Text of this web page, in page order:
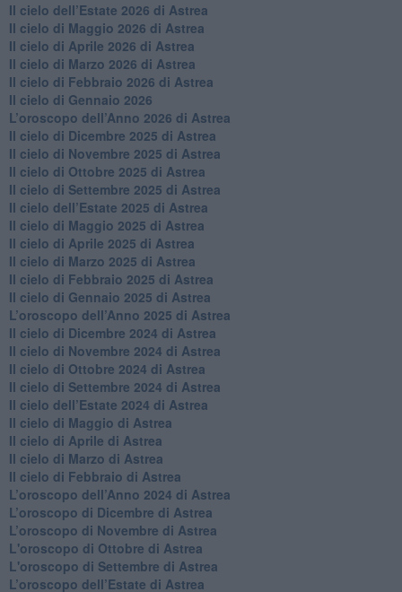
​Il cielo dell’Estate 2026 di Astrea
​Il cielo di Maggio 2026 di Astrea
​Il cielo di Aprile 2026 di Astrea
​Il cielo di Marzo 2026 di Astrea
​Il cielo di Febbraio 2026 di Astrea
Il cielo di Gennaio 2026
​L’oroscopo dell’Anno 2026 di Astrea
​Il cielo di Dicembre 2025 di Astrea
​Il cielo di Novembre 2025 di Astrea
​Il cielo di Ottobre 2025 di Astrea
Il cielo di Settembre 2025 di Astrea
Il cielo dell’Estate 2025 di Astrea
​Il cielo di Maggio 2025 di Astrea
​Il cielo di Aprile 2025 di Astrea
Il cielo di Marzo 2025 di Astrea
​Il cielo di Febbraio 2025 di Astrea
Il cielo di Gennaio 2025 di Astrea
​L’oroscopo dell’Anno 2025 di Astrea
​Il cielo di Dicembre 2024 di Astrea
Il cielo di Novembre 2024 di Astrea
​Il cielo di Ottobre 2024 di Astrea
​Il cielo di Settembre 2024 di Astrea
Il cielo dell’Estate 2024 di Astrea
Il cielo di Maggio di Astrea
Il cielo di Aprile di Astrea
​Il cielo di Marzo di Astrea
​Il cielo di Febbraio di Astrea
​L’oroscopo dell’Anno 2024 di Astrea
​L’oroscopo di Dicembre di Astrea
​L’oroscopo di Novembre di Astrea
L'oroscopo di Ottobre di Astrea
L'oroscopo di Settembre di Astrea
L’oroscopo dell’Estate di Astrea